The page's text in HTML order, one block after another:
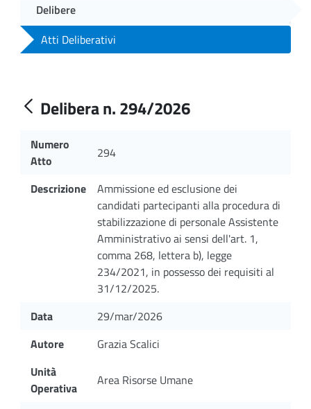
Delibere
Atti Deliberativi
Delibera n. 294/2026
Numero
Atto
294
Descrizione
Ammissione ed esclusione dei
candidati partecipanti alla procedura di
stabilizzazione di personale Assistente
Amministrativo ai sensi dell'art. 1,
comma 268, lettera b), legge
234/2021, in possesso dei requisiti al
31/12/2025.
Data
29/mar/2026
Autore
Grazia Scalici
Unità
Operativa
Area Risorse Umane